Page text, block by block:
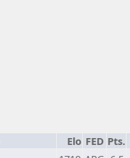
Elo FED Pts.